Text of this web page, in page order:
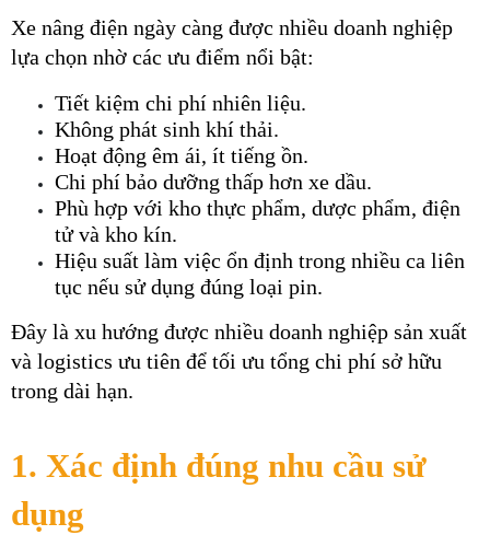
Xe nâng điện ngày càng được nhiều doanh nghiệp
lựa chọn nhờ các ưu điểm nổi bật:
Tiết kiệm chi phí nhiên liệu.
Không phát sinh khí thải.
Hoạt động êm ái, ít tiếng ồn.
Chi phí bảo dưỡng thấp hơn xe dầu.
Phù hợp với kho thực phẩm, dược phẩm, điện
tử và kho kín.
Hiệu suất làm việc ổn định trong nhiều ca liên
tục nếu sử dụng đúng loại pin.
Đây là xu hướng được nhiều doanh nghiệp sản xuất
và logistics ưu tiên để tối ưu tổng chi phí sở hữu
trong dài hạn.
1. Xác định đúng nhu cầu sử
dụng